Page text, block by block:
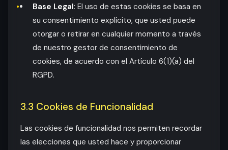
Base Legal: El uso de estas cookies se basa en
su consentimiento explícito, que usted puede
otorgar o retirar en cualquier momento a través
de nuestro gestor de consentimiento de
cookies, de acuerdo con el Artículo 6(1)(a) del
RGPD.
3.3 Cookies de Funcionalidad
Las cookies de funcionalidad nos permiten recordar
las elecciones que usted hace y proporcionar